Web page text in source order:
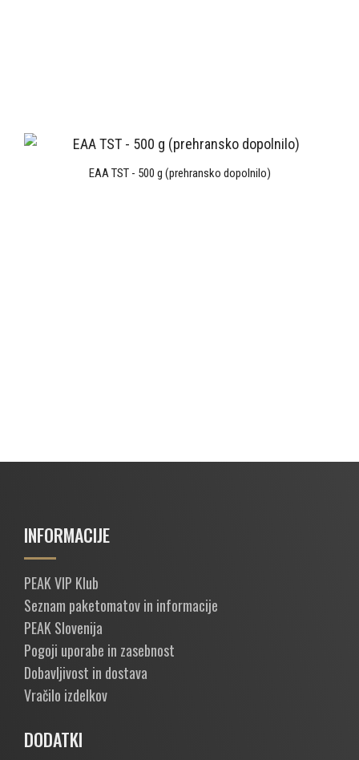
EAA TST - 500 g (prehransko dopolnilo)
INFORMACIJE
PEAK VIP Klub
Seznam paketomatov in informacije
PEAK Slovenija
Pogoji uporabe in zasebnost
Dobavljivost in dostava
Vračilo izdelkov
DODATKI